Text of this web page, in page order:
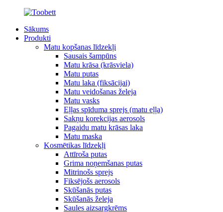
Sākums
Produkti
Matu kopšanas līdzekļi
Sausais šampūns
Matu krāsa (krāsviela)
Matu putas
Matu laka (fiksācijai)
Matu veidošanas želeja
Matu vasks
Eļļas spīduma sprejs (matu eļļa)
Sakņu korekcijas aerosols
Pagaidu matu krāsas laka
Matu maska
Kosmētikas līdzekļi
Attīroša putas
Grima noņemšanas putas
Mitrinošs sprejs
Fiksējošs aerosols
Skūšanās putas
Skūšanās želeja
Saules aizsargkrēms